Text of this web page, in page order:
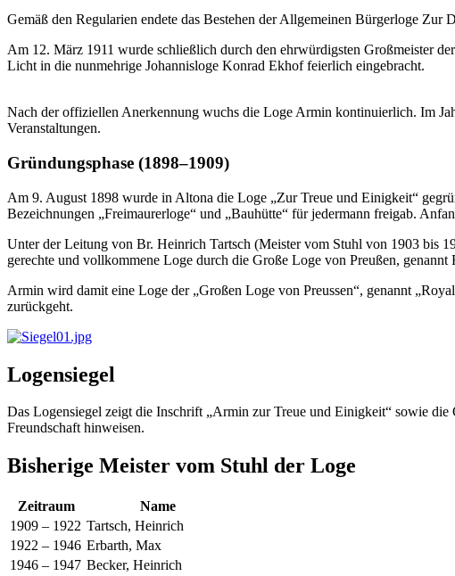
Gemäß den Regularien endete das Bestehen der Allgemeinen Bürgerloge Zur
Am 12. März 1911 wurde schließlich durch den ehrwürdigsten Großmeister
Licht in die nunmehrige Johannisloge Konrad Ekhof feierlich eingebracht.
Nach der offiziellen Anerkennung wuchs die Loge Armin kontinuierlich. Im
Veranstaltungen.
Gründungsphase (1898–1909)
Am 9. August 1898 wurde in Altona die Loge „Zur Treue und Einigkeit“
Bezeichnungen „Freimaurerloge“ und „Bauhütte“ für jedermann freigab.
Unter der Leitung von Br. Heinrich Tartsch (Meister vom Stuhl von 1903 bis
gerechte und vollkommene Loge durch die Große Loge von Preußen,
Armin wird damit eine Loge der „Großen Loge von Preussen“, genannt
zurückgeht.
Logensiegel
Das Logensiegel zeigt die Inschrift „Armin zur Treue und Einigkeit“ sowie
Freundschaft hinweisen.
Bisherige Meister vom Stuhl der Loge
Zeitraum
Name
1909 – 1922 Tartsch, Heinrich
1922 – 1946 Erbarth, Max
1946 – 1947 Becker, Heinrich